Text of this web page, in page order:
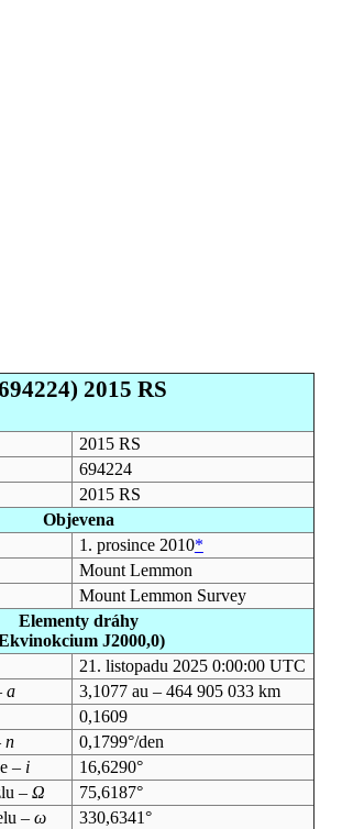
2015 RS
2015 RS
694224
2015 RS
Objevena
1. prosince 2010*
Mount Lemmon
Mount Lemmon Survey
Elementy dráhy
J2000,0)
21. listopadu 2025 0:00:00 UTC
a
3,1077 au – 464 905 033 km
0,1609
n
0,1799°/den
– i
16,6290°
– Ω
75,6187°
– ω
330,6341°